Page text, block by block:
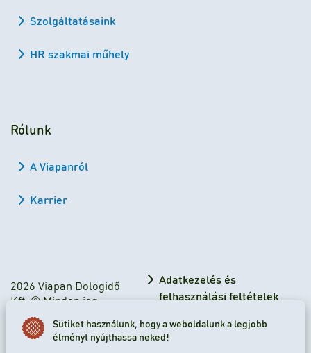
Szolgáltatásaink
HR szakmai műhely
Rólunk
A Viapanról
Karrier
2026 Viapan Dologidő
Kft. © Minden jog
fenntartva.
Adatkezelés és
felhasználási feltételek
Adatkezelési tájékoztató
Sütiket használunk, hogy a weboldalunk a legjobb
élményt nyújthassa neked!